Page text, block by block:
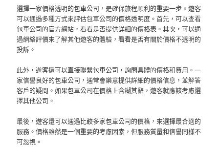
選擇一家價格透明的包車公司，是確保旅程順利的重要一步。遊客
可以通過多種方式來評估包車公司的價格透明度。首先，可以查看
包車公司的官方網站，看看是否提供詳細的價格表。其次，可以通
過網絡評價來了解其他遊客的體驗，看看是否有關於價格不透明的
投訴。
此外，遊客還可以直接聯繫包車公司，詢問具體的價格和費用。一
家信譽良好的包車公司，通常會樂意提供詳細的價格信息，並解答
客戶的疑問。如果包車公司在價格上含糊其辭，遊客就應該考慮選
擇其他公司。
最後，遊客還可以通過比較多家包車公司的價格，來選擇最合適的
服務。價格雖然是一個重要的考慮因素，但服務質量和信譽同樣不
可忽視。